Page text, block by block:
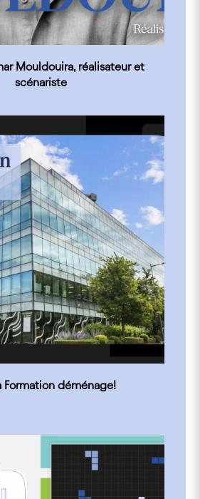
Mouldouira, réalisateur et
scénariste
Formation déménage!